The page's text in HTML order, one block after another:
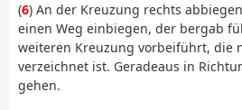
(6) An der Kreuzung rechts
einen Weg einbiegen, der bergab
weiteren Kreuzung vorbeiführt, die
verzeichnet ist. Geradeaus in
gehen.